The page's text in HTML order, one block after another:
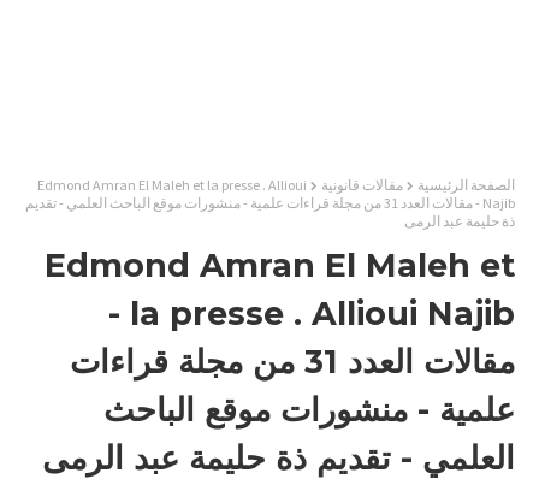
الصفحة الرئيسية مقالات قانونية
Edmond Amran El Maleh et la presse . Allioui
Najib - مقالات العدد 31 من مجلة قراءات علمية - منشورات موقع الباحث العلمي - تقديم
ذة حليمة عبد الرمى
Edmond Amran El Maleh et
la presse . Allioui Najib -
مقالات العدد 31 من مجلة قراءات
علمية - منشورات موقع الباحث
العلمي - تقديم ذة حليمة عبد الرمى